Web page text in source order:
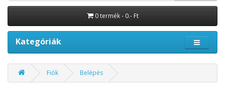
0 termék - 0.- Ft
Kategóriák
Fiók Belépés